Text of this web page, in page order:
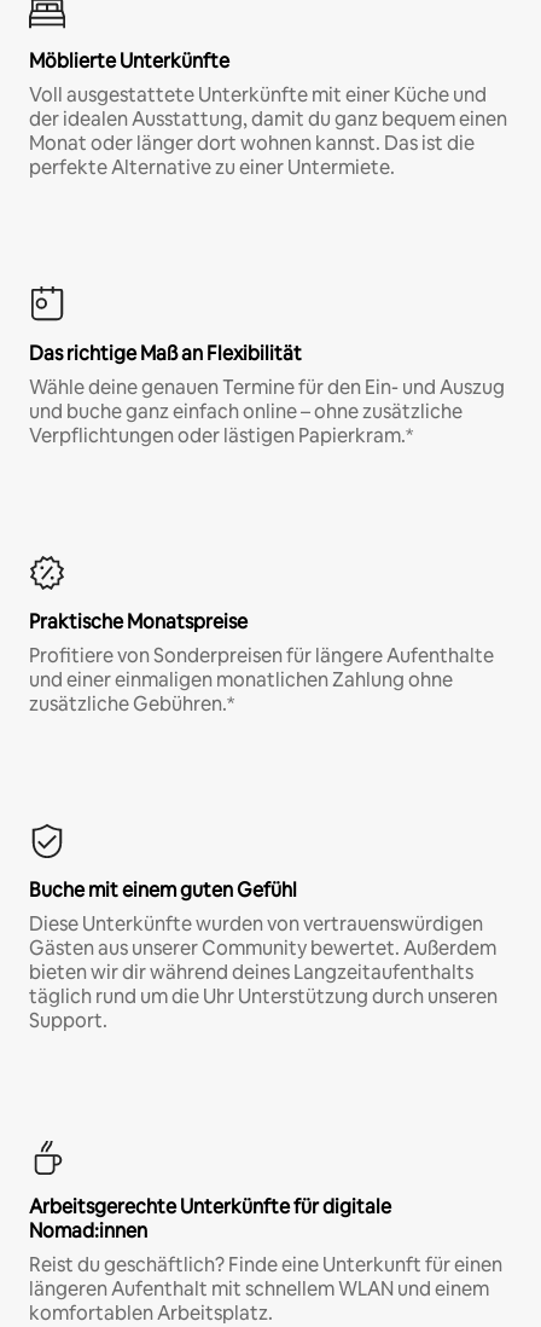
Möblierte Unterkünfte
Voll ausgestattete Unterkünfte mit einer Küche und
der idealen Ausstattung, damit du ganz bequem einen
Monat oder länger dort wohnen kannst. Das ist die
perfekte Alternative zu einer Untermiete.
Das richtige Maß an Flexibilität
Wähle deine genauen Termine für den Ein- und Auszug
und buche ganz einfach online – ohne zusätzliche
Verpflichtungen oder lästigen Papierkram.*
Praktische Monatspreise
Profitiere von Sonderpreisen für längere Aufenthalte
und einer einmaligen monatlichen Zahlung ohne
zusätzliche Gebühren.*
Buche mit einem guten Gefühl
Diese Unterkünfte wurden von vertrauenswürdigen
Gästen aus unserer Community bewertet. Außerdem
bieten wir dir während deines Langzeitaufenthalts
täglich rund um die Uhr Unterstützung durch unseren
Support.
Arbeitsgerechte Unterkünfte für digitale
Nomad:innen
Reist du geschäftlich? Finde eine Unterkunft für einen
längeren Aufenthalt mit schnellem WLAN und einem
komfortablen Arbeitsplatz.